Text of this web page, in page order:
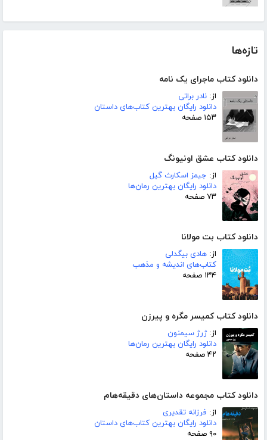
تازه‌ها
دانلود کتاب ماجرای یک نامه
از: نادر براتی
دانلود رایگان بهترین کتاب‌های داستان
۱۵۳ صفحه
دانلود کتاب عشق اونیونگ
از: جیمز اسکارث گیل
دانلود رایگان بهترین رمان‌ها
۷۳ صفحه
دانلود کتاب بت مولانا
از: هادی بیگدلی
کتاب‌های اندیشه و مذهب
۱۳۴ صفحه
دانلود کتاب کمیسر مگره و پیرزن
از:ژرژ سیمنون
دانلود رایگان بهترین رمان‌ها
۴۲ صفحه
دانلود کتاب مجموعه داستان‌های دقیقه‌هام
از: فرزانه تقدیری
دانلود رایگان بهترین کتاب‌های داستان
۹۰ صفحه